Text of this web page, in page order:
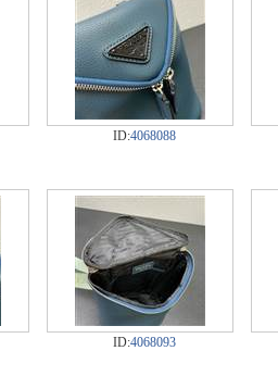
ID:4068088
ID:4068093